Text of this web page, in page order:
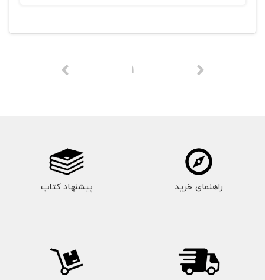
1
راهنمای خرید پیشنهاد کتاب